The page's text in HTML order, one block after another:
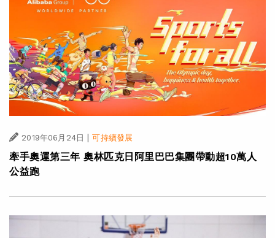
2019年06月24日 | 可持續發展
牽手奧運第三年 奧林匹克日阿里巴巴集團帶動超10萬人
公益跑